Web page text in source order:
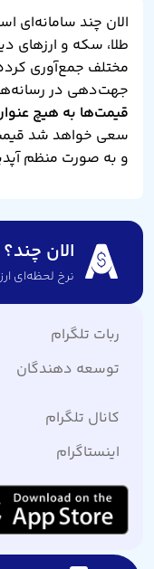
الان چند سامانه‌ای
طلا، سکه و ارزهای
مختلف جمع‌آوری
جهت‌دهی در
قیمت‌ها به هیچ
سعی خواهد شد
و به صورت منظم
الان چند؟
نرخ لحظه‌ای
ربات تلگرام
توسعه دهندگان
کانال تلگرام
اینستاگرام